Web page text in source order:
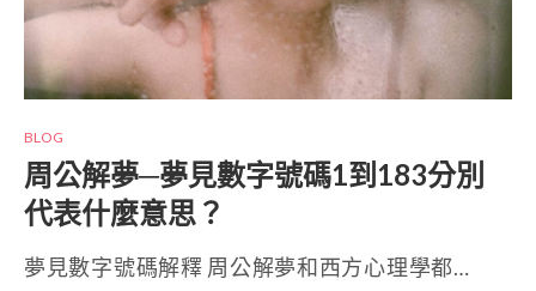
BLOG
周公解夢─夢見數字號碼1到183分別
代表什麼意思？
夢見數字號碼解釋 周公解夢和西方心理學都…